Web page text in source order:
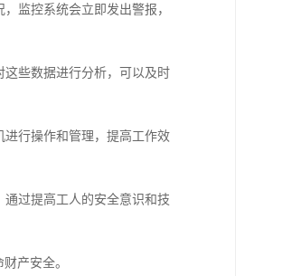
监控系统会立即发出警报，
些数据进行分析，可以及时
行操作和管理，提高工作效
过提高工人的安全意识和技
产安全。